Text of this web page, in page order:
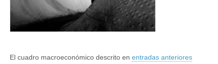
El cuadro macroeconómico descrito en entradas anteriores